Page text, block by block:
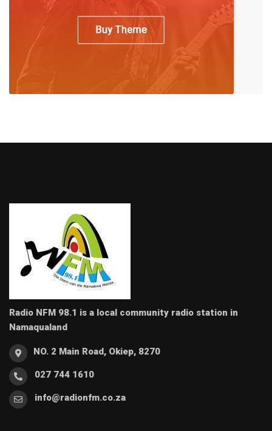
Radio NFM 98.1 is a local community radio station in
Namaqualand
NO. 2 Main Road, Okiep, 8270
027 744 1610
info@radionfm.co.za